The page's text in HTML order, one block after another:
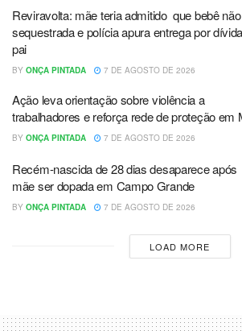
Reviravolta: mãe teria admitido que bebê
sequestrada e polícia apura entrega por
pai
BY ONÇA PINTADA 7 DE AGOSTO DE 2026
Ação leva orientação sobre violência a
trabalhadores e reforça rede de proteção em
BY ONÇA PINTADA 7 DE AGOSTO DE 2026
Recém-nascida de 28 dias desaparece após
mãe ser dopada em Campo Grande
BY ONÇA PINTADA 7 DE AGOSTO DE 2026
LOAD MORE